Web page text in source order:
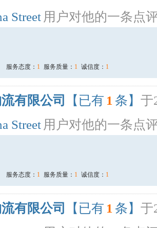
Street 用户对他的一条点
服务态度： 1 服务质量： 1 诚信度： 1
有限公司 【已有 1 条】 于
Street 用户对他的一条点
服务态度： 1 服务质量： 1 诚信度： 1
有限公司 【已有 1 条】 于